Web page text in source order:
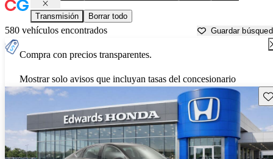
Transmisión Borrar todo
580 vehículos encontrados Guardar
Compra con precios transparentes.
Mostrar solo avisos que incluyan tasas del concesionario